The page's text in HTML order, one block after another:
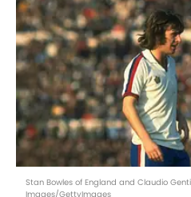
Stan Bowles of England and Claudio
Images/GettyImages